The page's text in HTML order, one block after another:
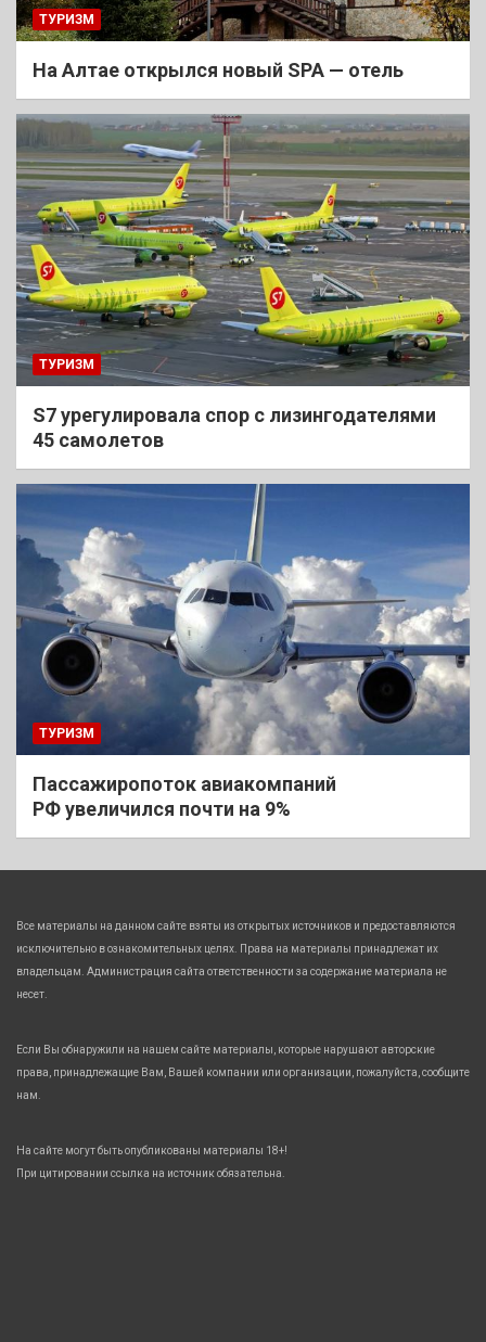
ТУРИЗМ
На Алтае открылся новый SPA — отель
ТУРИЗМ
S7 урегулировала спор с лизингодателями
45 самолетов
ТУРИЗМ
Пассажиропоток авиакомпаний
РФ увеличился почти на 9%
Все материалы на данном сайте взяты из открытых источников и предоставляются
исключительно в ознакомительных целях. Права на материалы принадлежат их
владельцам. Администрация сайта ответственности за содержание материала не
несет.
Если Вы обнаружили на нашем сайте материалы, которые нарушают авторские
права, принадлежащие Вам, Вашей компании или организации, пожалуйста, сообщите
нам.
На сайте могут быть опубликованы материалы 18+!
При цитировании ссылка на источник обязательна.